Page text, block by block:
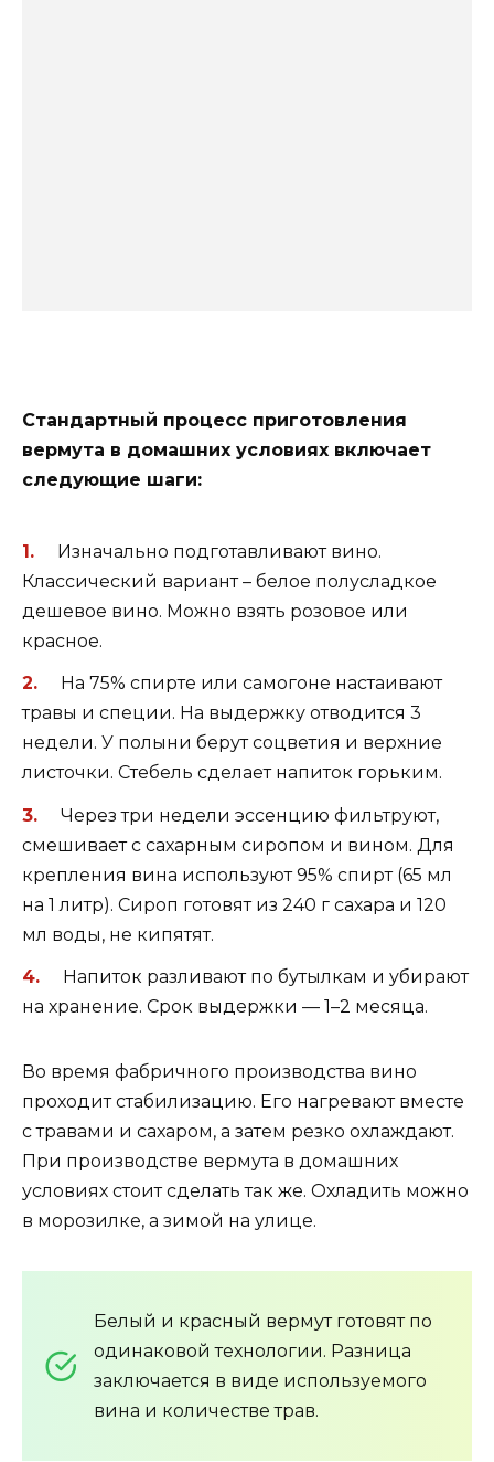
Стандартный процесс приготовления
вермута в домашних условиях включает
следующие шаги:
Изначально подготавливают вино.
Классический вариант – белое полусладкое
дешевое вино. Можно взять розовое или
красное.
На 75% спирте или самогоне настаивают
травы и специи. На выдержку отводится 3
недели. У полыни берут соцветия и верхние
листочки. Стебель сделает напиток горьким.
Через три недели эссенцию фильтруют,
смешивает с сахарным сиропом и вином. Для
крепления вина используют 95% спирт (65 мл
на 1 литр). Сироп готовят из 240 г сахара и 120
мл воды, не кипятят.
Напиток разливают по бутылкам и убирают
на хранение. Срок выдержки — 1–2 месяца.
Во время фабричного производства вино
проходит стабилизацию. Его нагревают вместе
с травами и сахаром, а затем резко охлаждают.
При производстве вермута в домашних
условиях стоит сделать так же. Охладить можно
в морозилке, а зимой на улице.
Белый и красный вермут готовят по
одинаковой технологии. Разница
заключается в виде используемого
вина и количестве трав.